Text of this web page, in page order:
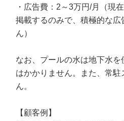
・広告費：2～3万円/月（現
掲載するのみで、積極的な
ん）
なお、プールの水は地下水
はかかりません。また、常
ん。
【顧客例】